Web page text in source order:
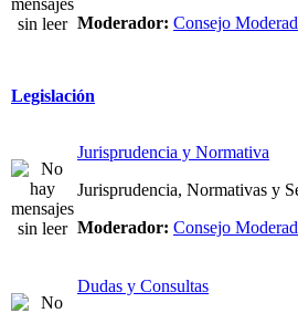
Moderador: Consejo
Legislación
Jurisprudencia y Normativa
Jurisprudencia, Normativas y
Moderador: Consejo
Dudas y Consultas